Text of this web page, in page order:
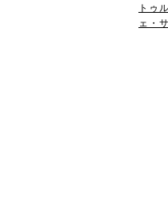
トゥ
ェ・